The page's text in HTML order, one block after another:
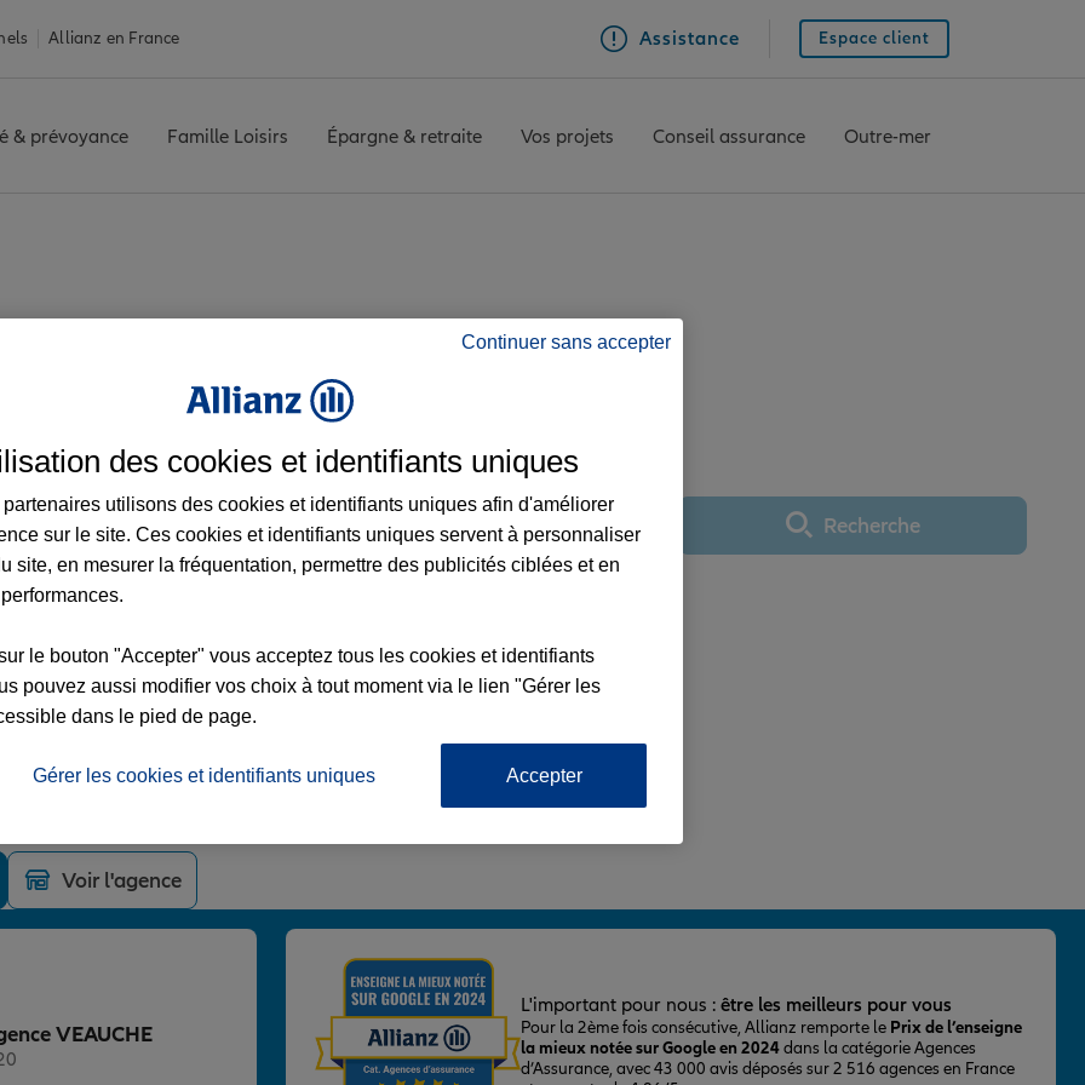
Allianz en France Assistance Espace client
& prévoyance Famille Loisirs Épargne & retraite Vos projets Conseil assurance Outre-mer
les avis de l'agence VEAUCHE
Utiliser ma positionRecherche
Voir l'agence
VEAUCHE
L'important pour nous : être les meilleurs pour vous
Pour la 2ème fois consécutive, Allianz remporte le Prix de l’enseigne
la mieux notée sur Google en 2024dans la catégorie Agences
d’Assurance, avec 43 000 avis déposés sur 2 516 agences en France
Continuer sans accepter
des cookies et identifiants uniques
partenaires utilisons des cookies et identifiants uniques afin d'améliorer
sur le site. Ces cookies et identifiants uniques servent à personnaliser
site, en mesurer la fréquentation, permettre des publicités ciblées et en
le bouton "Accepter" vous acceptez tous les cookies et identifiants
pouvez aussi modifier vos choix à tout moment via le lien "Gérer les
dans le pied de page.
Gérer les cookies et identifiants uniques Accepter